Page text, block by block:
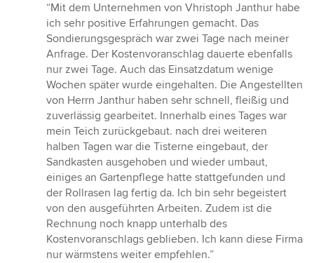
Bewertung:
5
von
5
Sternen
“Mit dem Unternehmen von Vhristoph Janthur habe
ich sehr positive Erfahrungen gemacht. Das
Sondierungsgespräch war zwei Tage nach meiner
Anfrage. Der Kostenvoranschlag dauerte ebenfalls
nur zwei Tage. Auch das Einsatzdatum wenige
Wochen später wurde eingehalten. Die Angestellten
von Herrn Janthur haben sehr schnell, fleißig und
zuverlässig gearbeitet. Innerhalb eines Tages war
mein Teich zurückgebaut. nach drei weiteren
halben Tagen war die Tisterne eingebaut, der
Sandkasten ausgehoben und wieder umbaut,
einiges an Gartenpflege hatte stattgefunden und
der Rollrasen lag fertig da. Ich bin sehr begeistert
von den ausgeführten Arbeiten. Zudem ist die
Rechnung noch knapp unterhalb des
Kostenvoranschlags geblieben. Ich kann diese Firma
nur wärmstens weiter empfehlen.”